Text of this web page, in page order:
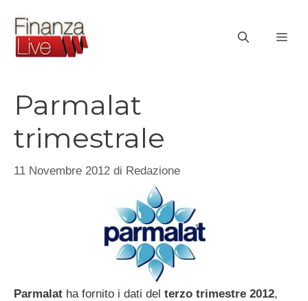
contenuto
Parmalat
trimestrale
11 Novembre 2012 di Redazione
Parmalat ha fornito i dati del terzo trimestre 2012,